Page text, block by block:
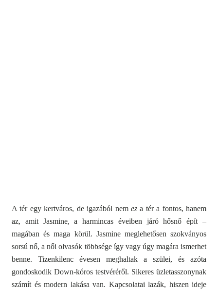
A tér egy kertváros, de igazából nem eza tér a fontos, hanem
az, amit Jasmine, a harmincas éveiben járó hősnő épít –
magában és maga körül. Jasmine meglehetősen szokványos
sorsú nő, a női olvasók többsége így vagy úgy magára ismerhet
benne. Tizenkilenc évesen meghaltak a szülei, és azóta
gondoskodik Down-kóros testvéréről. Sikeres üzletasszonynak
számít és modern lakása van. Kapcsolatai lazák, hiszen ideje